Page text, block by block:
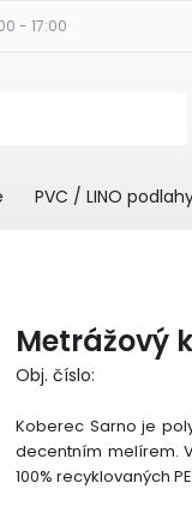
- 17:00
PVC / LINO
Metrážový
Obj. číslo:
Koberec Sarno je
decentním melírem.
100% recyklovaných